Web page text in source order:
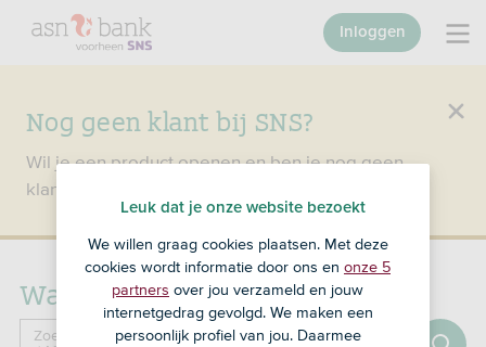
Nog geen klant bij SNS?
Wil je een product openen en ben je nog geen
klant bij SNS?
Inloggen
Waar ben je naar op zoek?
Zoek naar ... Zoeken
Leuk dat je onze website bezoekt
We willen graag cookies plaatsen. Met deze
cookies wordt informatie door ons en onze 5
partners over jou verzameld en jouw
internetgedrag gevolgd. We maken een
persoonlijk profiel van jou. Daarmee